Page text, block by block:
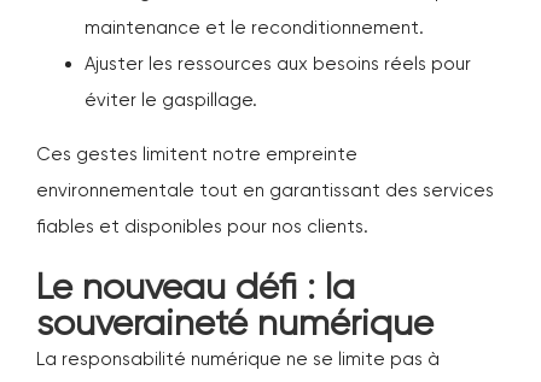
maintenance et le reconditionnement.
Ajuster les ressources aux besoins réels pour
éviter le gaspillage.
Ces gestes limitent notre empreinte
environnementale tout en garantissant des services
fiables et disponibles pour nos clients.
Le nouveau défi : la
souveraineté numérique
La responsabilité numérique ne se limite pas à